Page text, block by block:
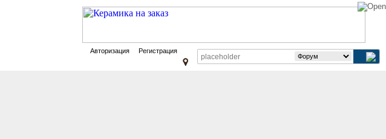
Авторизация Регистрация